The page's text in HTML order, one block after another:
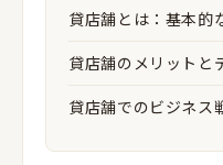
貸店舗とは：基本的
貸店舗のメリットと
貸店舗でのビジネス